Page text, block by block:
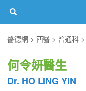
醫德網
西醫 普通科
何令妍醫生
Dr. HO LING YIN